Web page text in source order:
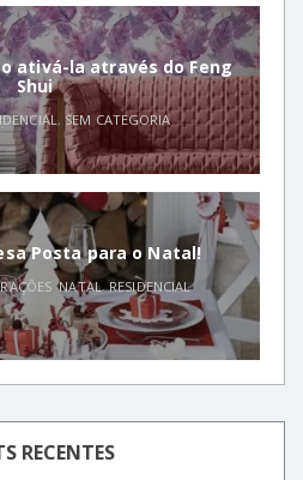
ativá-la através do Feng
Shui
,SEM CATEGORIA
Posta para o Natal!
,NATAL,RESIDENCIAL
RECENTES